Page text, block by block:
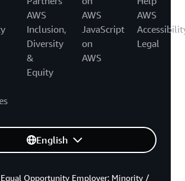
AWS
Inclusion,
Diversity
&
Equity
AWS
JavaScript
on
AWS
AWS
Legal
English
Opportunity Employer: Minority /